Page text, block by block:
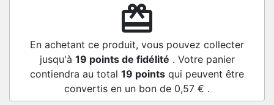
redeem
En achetant ce produit, vous pouvez collecter
jusqu'à 19 points de fidélité . Votre panier
contiendra au total 19 points qui peuvent être
convertis en un bon de 0,57 € .